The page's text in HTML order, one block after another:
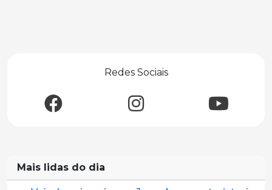
Redes Sociais
Mais lidas do dia